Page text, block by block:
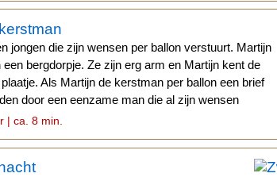
jongen die zijn wensen per ballon verstuurt. Martijn
bergdorpje. Ze zijn erg arm en Martijn kent de
Als Martijn de kerstman per ballon een brief
door een eenzame man die al zijn wensen
| ca. 8 min.